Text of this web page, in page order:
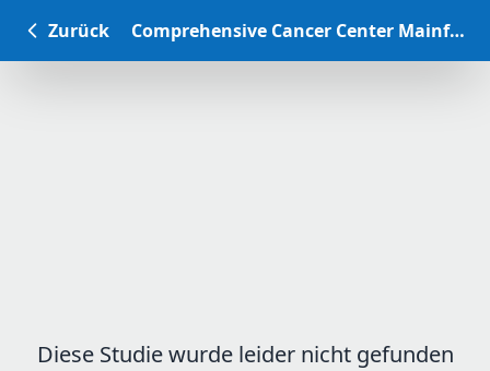
Zurück Comprehensive Cancer Center Mainfranken Studiendatenbank
Diese Studie wurde leider nicht gefunden